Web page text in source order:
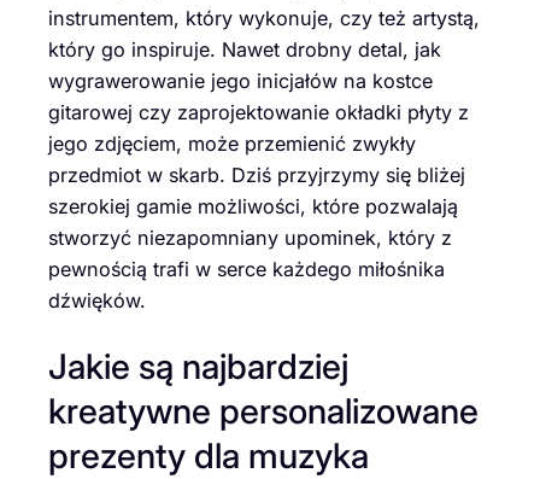
instrumentem, który wykonuje, czy też artystą,
który go inspiruje. Nawet drobny detal, jak
wygrawerowanie jego inicjałów na kostce
gitarowej czy zaprojektowanie okładki płyty z
jego zdjęciem, może przemienić zwykły
przedmiot w skarb. Dziś przyjrzymy się bliżej
szerokiej gamie możliwości, które pozwalają
stworzyć niezapomniany upominek, który z
pewnością trafi w serce każdego miłośnika
dźwięków.
Jakie są najbardziej
kreatywne personalizowane
prezenty dla muzyka